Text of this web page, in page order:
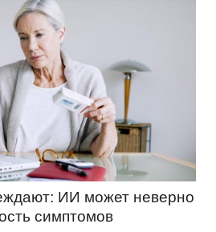
ИИ может неверно
симптомов